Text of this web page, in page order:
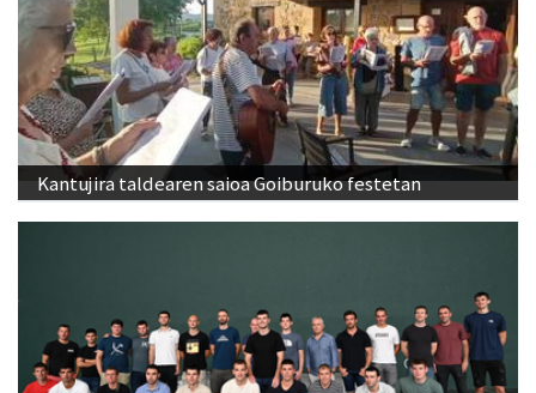
Kantujira taldearen saioa Goiburuko festetan